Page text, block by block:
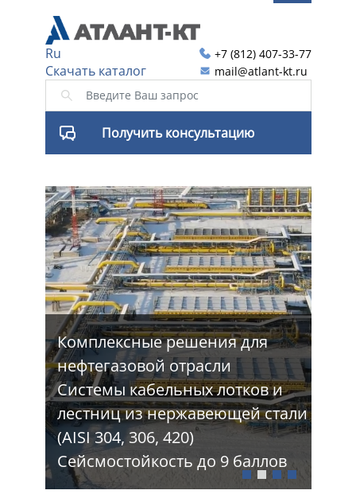
Ru
Скачать каталог
+7 (812) 407-33-77
mail@atlant-kt.ru
Получить консультацию
Комплексные решения для
нефтегазовой отрасли
Системы кабельных лотков и
лестниц из нержавеющей стали
(AISI 304, 306, 420)
Сейсмостойкость до 9 баллов